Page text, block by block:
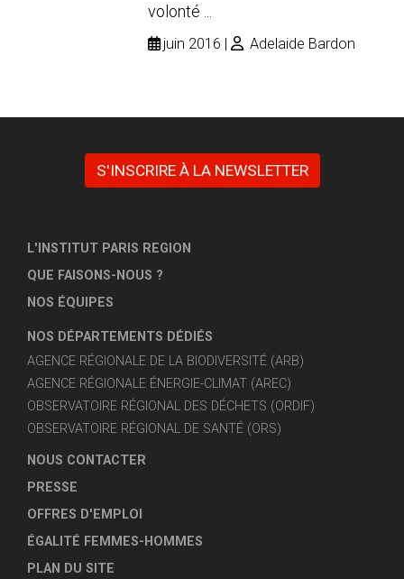
volonté ...
juin 2016 Adelaide Bardon
S'INSCRIRE À LA NEWSLETTER
L'INSTITUT PARIS REGION
QUE FAISONS-NOUS ?
NOS ÉQUIPES
NOS DÉPARTEMENTS DÉDIÉS
AGENCE RÉGIONALE DE LA BIODIVERSITÉ (ARB)
AGENCE RÉGIONALE ÉNERGIE-CLIMAT (AREC)
OBSERVATOIRE RÉGIONAL DES DÉCHETS (ORDIF)
OBSERVATOIRE RÉGIONAL DE SANTÉ (ORS)
NOUS CONTACTER
PRESSE
OFFRES D'EMPLOI
ÉGALITÉ FEMMES-HOMMES
PLAN DU SITE